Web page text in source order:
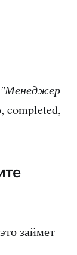
"Менеджер
completed,
займет